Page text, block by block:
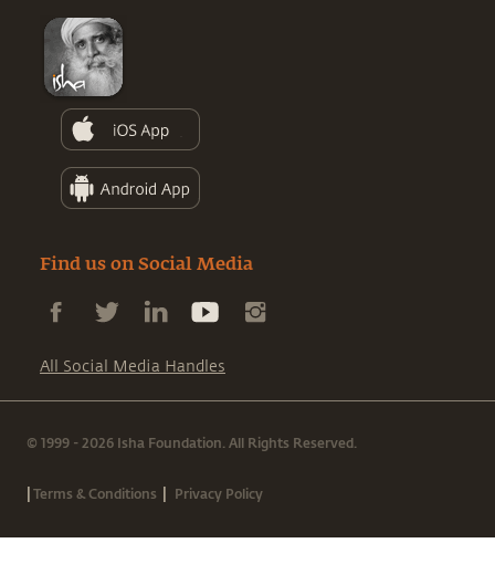
Find us on Social Media
All Social Media Handles
© 1999 - 2026 Isha Foundation. All Rights Reserved.
|Terms & Conditions | Privacy Policy